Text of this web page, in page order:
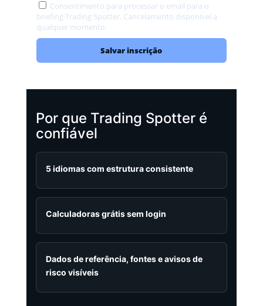
Consentimento para processar o email para o
briefing Trading Spotter. Cancelamento disponível a
qualquer momento.
Salvar inscrição
Por que Trading Spotter é
confiável
5 idiomas com estrutura consistente
Calculadoras grátis sem login
Dados de referência, fontes e avisos de
risco visíveis